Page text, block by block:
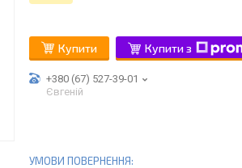
Купити Купити з
+380 (67) 527-39-01
Євгеній